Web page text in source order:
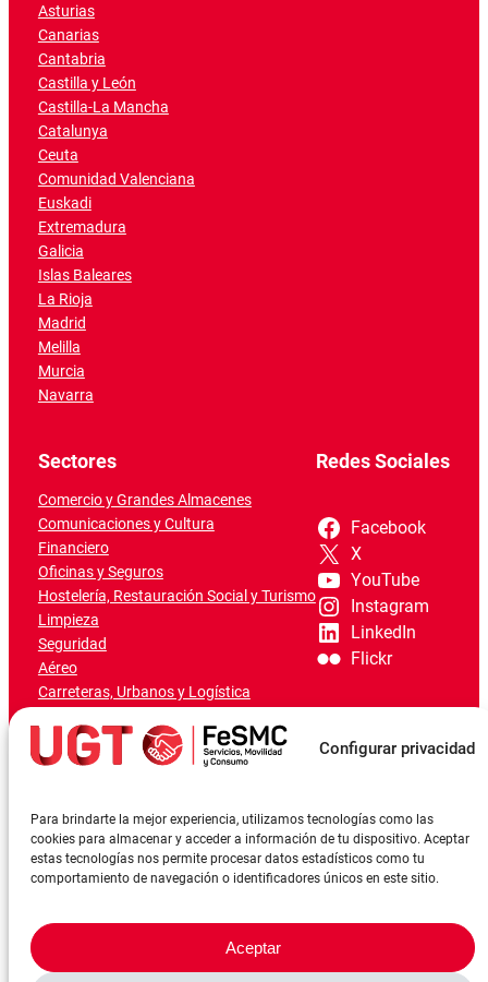
Configurar privacidad
Para brindarte la mejor experiencia, utilizamos tecnologías como las
cookies para almacenar y acceder a información de tu dispositivo. Aceptar
estas tecnologías nos permite procesar datos estadísticos como tu
comportamiento de navegación o identificadores únicos en este sitio.
Aceptar
Asturias
Canarias
Cantabria
Castilla y León
Castilla-La Mancha
Catalunya
Ceuta
Comunidad Valenciana
Euskadi
Extremadura
Galicia
Islas Baleares
La Rioja
Madrid
Melilla
Murcia
Navarra
Sectores
Comercio y Grandes Almacenes
Comunicaciones y Cultura
Financiero
Oficinas y Seguros
Hostelería, Restauración Social y Turismo
Limpieza
Seguridad
Aéreo
Carreteras, Urbanos y Logística
Marítimo-Portuario
Redes Sociales
Facebook
X
YouTube
Instagram
LinkedIn
Flickr